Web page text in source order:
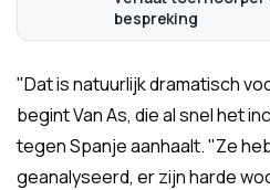
bespreking
"Dat is natuurlijk dramatisch
begint Van As, die al snel het
tegen Spanje aanhaalt. "Ze
geanalyseerd, er zijn harde